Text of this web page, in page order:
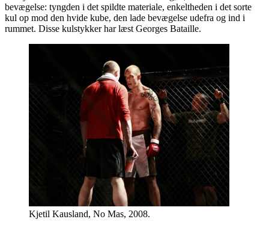
bevægelse: tyngden i det spildte materiale, enkeltheden i det sorte
kul op mod den hvide kube, den lade bevægelse udefra og ind i
rummet. Disse kulstykker har læst Georges Bataille.
Kjetil Kausland, No Mas, 2008.